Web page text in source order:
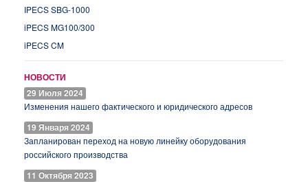
IPECS SBG-1000
iPECS MG100/300
iPECS CM
НОВОСТИ
29 Июля 2024
Изменения нашего фактического и юридического адресов
19 Января 2024
Запланирован переход на новую линейку оборудования
российского производства
11 Октября 2023